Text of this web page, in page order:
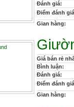
Đánh giá:
Điểm đánh
Gian hàng:
Giá bán rẻ
Bình luận:
Đánh giá:
Điểm đánh
Gian hàng: